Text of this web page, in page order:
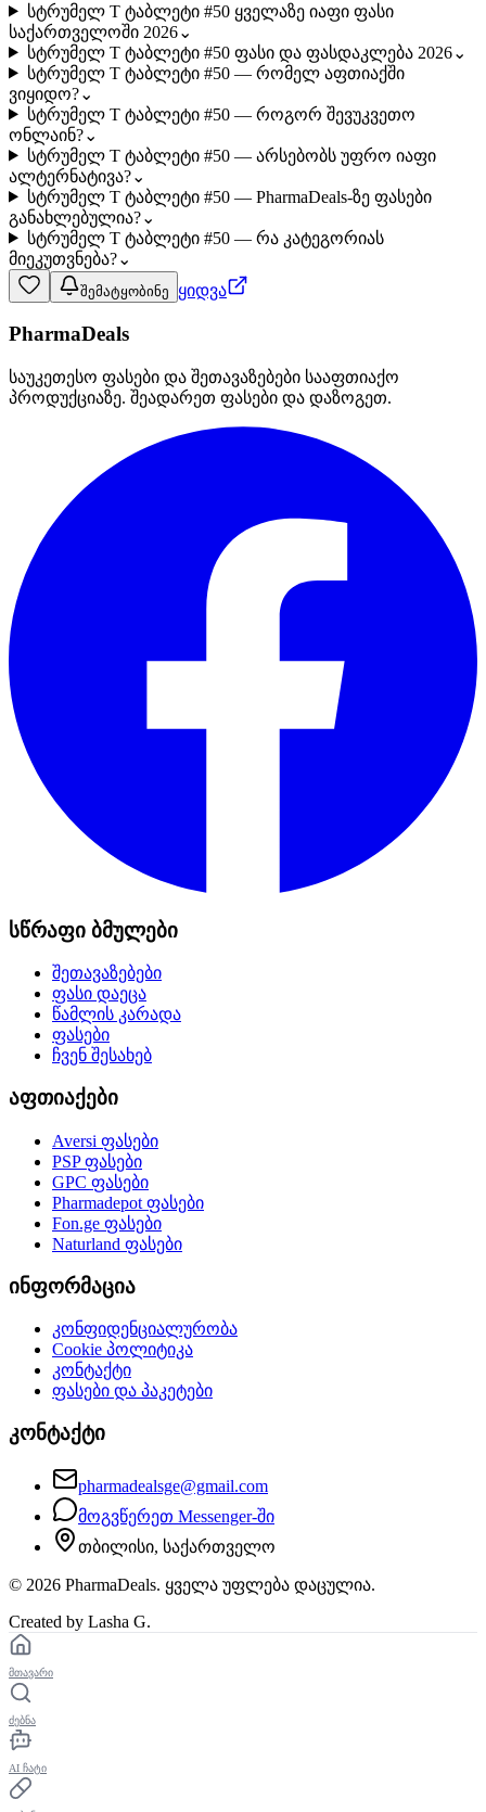
სტრუმელ T ტაბლეტი #50 ყველაზე იაფი ფასი
საქართველოში 2026⌄
სტრუმელ T ტაბლეტი #50 ფასი და ფასდაკლება 2026⌄
სტრუმელ T ტაბლეტი #50 — რომელ აფთიაქში
ვიყიდო?⌄
სტრუმელ T ტაბლეტი #50 — როგორ შევუკვეთო
ონლაინ?⌄
სტრუმელ T ტაბლეტი #50 — არსებობს უფრო იაფი
ალტერნატივა?⌄
სტრუმელ T ტაბლეტი #50 — PharmaDeals-ზე ფასები
განახლებულია?⌄
სტრუმელ T ტაბლეტი #50 — რა კატეგორიას
მიეკუთვნება?⌄
შემატყობინე ყიდვა
PharmaDeals
საუკეთესო ფასები და შეთავაზებები სააფთიაქო
პროდუქციაზე. შეადარეთ ფასები და დაზოგეთ.
სწრაფი ბმულები
შეთავაზებები
ფასი დაეცა
წამლის კარადა
ფასები
ჩვენ შესახებ
აფთიაქები
Aversi ფასები
PSPფასები
GPC ფასები
Pharmadepot ფასები
Fon.ge ფასები
Naturland ფასები
ინფორმაცია
კონფიდენციალურობა
Cookie პოლიტიკა
კონტაქტი
ფასები და პაკეტები
კონტაქტი
pharmadealsge@gmail.com
მოგვწერეთ Messenger-ში
თბილისი, საქართველო
© 2026 PharmaDeals. ყველა უფლება დაცულია.
Created by Lasha G.
მთავარი
ძებნა
AI ჩატი